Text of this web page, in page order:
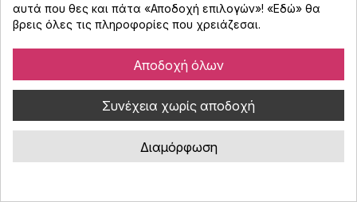
Sennheiser HD-25 Dj Ακουστικά - Μαύρο
Κωδικός : 500491
Sennheiser HD 25 κλειστού τύπου on ear ακουστικά ιδανικά για
αυτά που θες και πάτα «Αποδοχή επιλογών»! «Εδώ» θα
βρεις όλες τις πληροφορίες που χρειάζεσαι.
Αποδοχή όλων
Συνέχεια χωρίς αποδοχή
Διαμόρφωση